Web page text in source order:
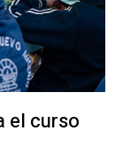
el curso